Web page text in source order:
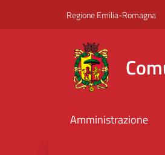
Regione Emilia-Romagna
Amministrazione